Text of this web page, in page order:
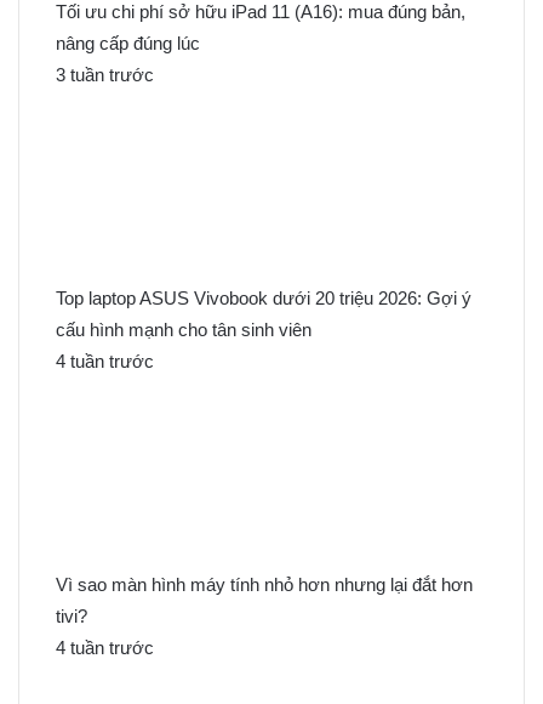
Tối ưu chi phí sở hữu iPad 11 (A16): mua đúng bản,
nâng cấp đúng lúc
3 tuần trước
Top laptop ASUS Vivobook dưới 20 triệu 2026: Gợi ý
cấu hình mạnh cho tân sinh viên
4 tuần trước
Vì sao màn hình máy tính nhỏ hơn nhưng lại đắt hơn
tivi?
4 tuần trước